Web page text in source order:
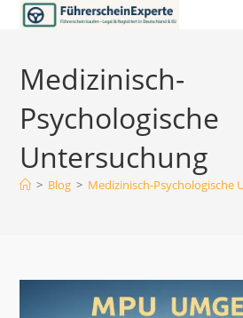
Zum
Inhalt
Medizinisch-
Psychologische
Untersuchung
> Blog > Medizinisch-Psychologische